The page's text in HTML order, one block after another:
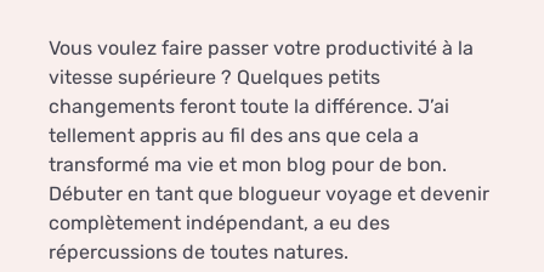
Vous voulez faire passer votre productivité à la
vitesse supérieure ? Quelques petits
changements feront toute la différence. J’ai
tellement appris au fil des ans que cela a
transformé ma vie et mon blog pour de bon.
Débuter en tant que blogueur voyage et devenir
complètement indépendant, a eu des
répercussions de toutes natures.